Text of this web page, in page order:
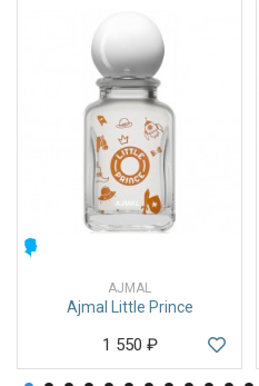
AJMAL
Ajmal Little Prince
1 550 ₽